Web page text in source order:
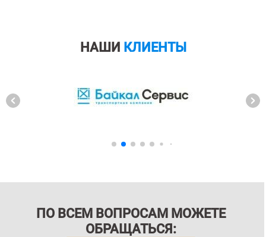
НАШИ КЛИЕНТЫ
ПО ВСЕМ ВОПРОСАМ МОЖЕТЕ
ОБРАЩАТЬСЯ: